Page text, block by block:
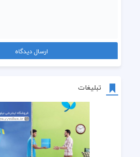
تبلیغات